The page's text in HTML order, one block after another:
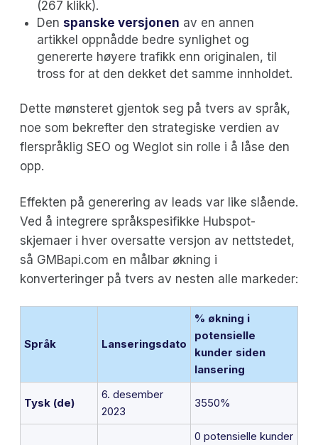
(267 klikk).
Den spanske versjonen av en annen
artikkel oppnådde bedre synlighet og
genererte høyere trafikk enn originalen, til
tross for at den dekket det samme innholdet.
Dette mønsteret gjentok seg på tvers av språk,
noe som bekrefter den strategiske verdien av
flerspråklig SEO og Weglot sin rolle i å låse den
opp.
Effekten på generering av leads var like slående.
Ved å integrere språkspesifikke Hubspot-
skjemaer i hver oversatte versjon av nettstedet,
så GMBapi.com en målbar økning i
konverteringer på tvers av nesten alle markeder:
Språk Lanseringsdato
% økning i
potensielle
kunder siden
lansering
Tysk (de)
6. desember
2023
3550%
0 potensielle kunder